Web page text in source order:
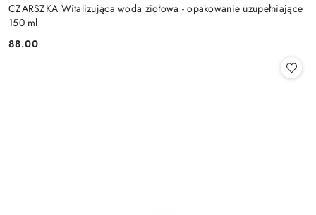
CZARSZKA Witalizująca woda ziołowa - opakowanie uzupełniające
150 ml
Cena:
88.00